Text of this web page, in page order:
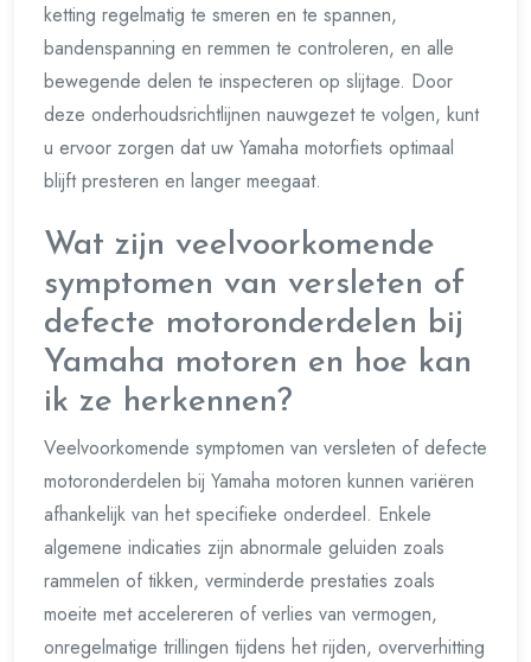
ketting regelmatig te smeren en te spannen,
bandenspanning en remmen te controleren, en alle
bewegende delen te inspecteren op slijtage. Door
deze onderhoudsrichtlijnen nauwgezet te volgen, kunt
u ervoor zorgen dat uw Yamaha motorfiets optimaal
blijft presteren en langer meegaat.
Wat zijn veelvoorkomende
symptomen van versleten of
defecte motoronderdelen bij
Yamaha motoren en hoe kan
ik ze herkennen?
Veelvoorkomende symptomen van versleten of defecte
motoronderdelen bij Yamaha motoren kunnen variëren
afhankelijk van het specifieke onderdeel. Enkele
algemene indicaties zijn abnormale geluiden zoals
rammelen of tikken, verminderde prestaties zoals
moeite met accelereren of verlies van vermogen,
onregelmatige trillingen tijdens het rijden, oververhitting